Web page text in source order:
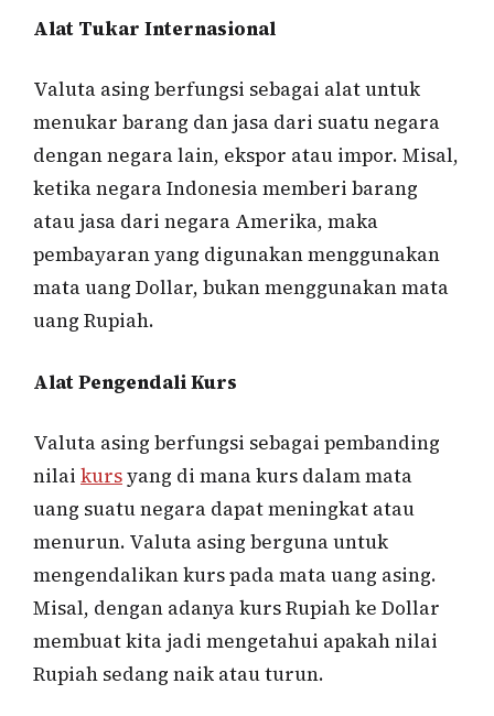
Alat Tukar Internasional
Valuta asing berfungsi sebagai alat untuk
menukar barang dan jasa dari suatu negara
dengan negara lain, ekspor atau impor. Misal,
ketika negara Indonesia memberi barang
atau jasa dari negara Amerika, maka
pembayaran yang digunakan menggunakan
mata uang Dollar, bukan menggunakan mata
uang Rupiah.
Alat Pengendali Kurs
Valuta asing berfungsi sebagai pembanding
nilai kursyang di mana kurs dalam mata
uang suatu negara dapat meningkat atau
menurun. Valuta asing berguna untuk
mengendalikan kurs pada mata uang asing.
Misal, dengan adanya kurs Rupiah ke Dollar
membuat kita jadi mengetahui apakah nilai
Rupiah sedang naik atau turun.